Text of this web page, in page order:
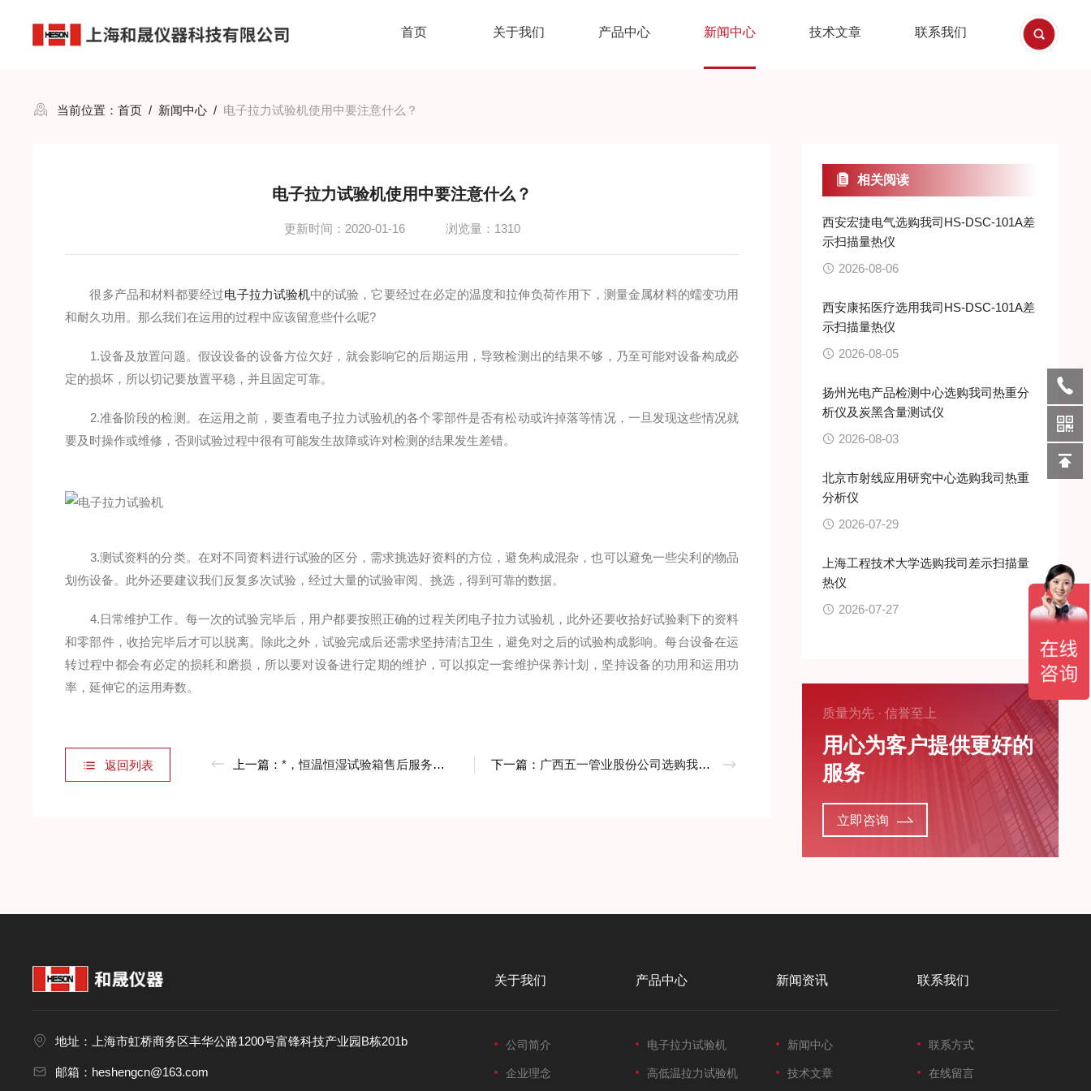
首页 关于我们 产品中心 新闻中心 技术文章 联系我们
当前位置：首页 / 新闻中心 / 电子拉力试验机使用中要注意什么？
电子拉力试验机使用中要注意什么？
更新时间：2020-01-16 浏览量：1310
很多产品和材料都要经过电子拉力试验机中的试验，它要经过在必定的温度和拉伸负荷作用下，测量金属材料的蠕变功用
和耐久功用。那么我们在运用的过程中应该留意些什么呢?
1.设备及放置问题。假设设备的设备方位欠好，就会影响它的后期运用，导致检测出的结果不够，乃至可能对设备构成必
定的损坏，所以切记要放置平稳，并且固定可靠。
2.准备阶段的检测。在运用之前，要查看电子拉力试验机的各个零部件是否有松动或许掉落等情况，一旦发现这些情况就
要及时操作或维修，否则试验过程中很有可能发生故障或许对检测的结果发生差错。
3.测试资料的分类。在对不同资料进行试验的区分，需求挑选好资料的方位，避免构成混杂，也可以避免一些尖利的物品
划伤设备。此外还要建议我们反复多次试验，经过大量的试验审阅、挑选，得到可靠的数据。
4.日常维护工作。每一次的试验完毕后，用户都要按照正确的过程关闭电子拉力试验机，此外还要收拾好试验剩下的资料
和零部件，收拾完毕后才可以脱离。除此之外，试验完成后还需求坚持清洁卫生，避免对之后的试验构成影响。每台设备在运
转过程中都会有必定的损耗和磨损，所以要对设备进行定期的维护，可以拟定一套维护保养计划，坚持设备的功用和运用功
率，延伸它的运用寿数。
返回列表 上一篇：*，恒温恒湿试验箱售后服务也要跟上 下一篇： 广西五一管业股份公司选购我司炭黑含量测试仪
相关阅读
西安宏捷电气选购我司HS-DSC-101A差
示扫描量热仪
2026-08-06
西安康拓医疗选用我司HS-DSC-101A差
示扫描量热仪
2026-08-05
扬州光电产品检测中心选购我司热重分
析仪及炭黑含量测试仪
2026-08-03
北京市射线应用研究中心选购我司热重
分析仪
2026-07-29
上海工程技术大学选购我司差示扫描量
热仪
2026-07-27
质量为先 · 信誉至上
用心为客户提供更好的
服务
立即咨询
地址：上海市虹桥商务区丰华公路1200号富锋科技产业园B栋201b
邮箱：heshengcn@163.com
关于我们
公司简介
企业理念
产品中心
电子拉力试验机
高低温拉力试验机
新闻资讯
新闻中心
技术文章
联系我们
联系方式
在线留言